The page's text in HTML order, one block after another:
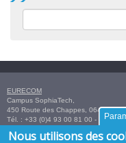
EURECOM
Campus SophiaTech,
450 Route des Chappes, 06410 Biot
Tél. : +33 (0)4 93 00 81 00 - Fax :
Nous utilisons des